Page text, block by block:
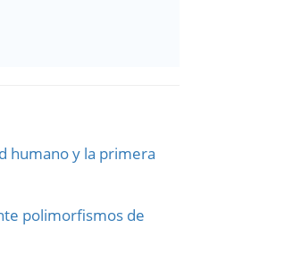
humano y la primera
polimorfismos de